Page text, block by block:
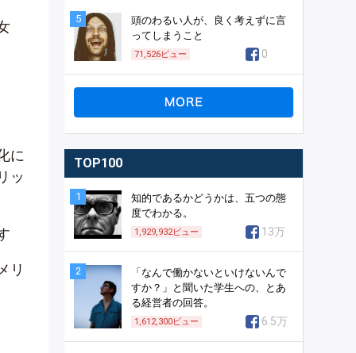
に
ッ
リ
5
頭のわるい人が、良く考えずに言
ってしまうこと
71,526ビュー 0
TOP100
1
知的であるかどうかは、五つの態
度でわかる。
1,929,932ビュー 13万
2
「なんで働かないといけないんで
すか？」と聞いた学生への、とあ
る経営者の回答。
1,612,300ビュー 6.5万